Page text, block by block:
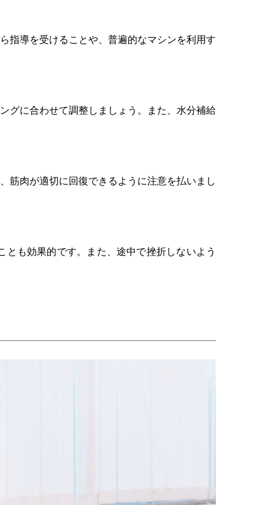
指導を受けることや、普遍的なマシンを利用す
グに合わせて調整しましょう。また、水分補給
筋肉が適切に回復できるように注意を払いまし
も効果的です。また、途中で挫折しないよう